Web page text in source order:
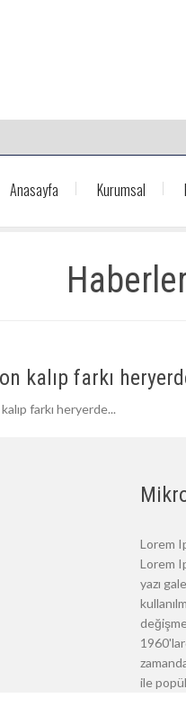
Anasayfa Kurumsal
kalıp farkı
farkı heryerde...
Lorem
Lorem
yazı
ile